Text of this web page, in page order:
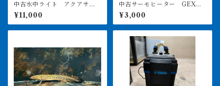
中古水中ライト アクアサン
¥11,000
中古サーモヒーター GEXサ
ーモ&300Wヒーターセット
引き取り限定
¥3,000